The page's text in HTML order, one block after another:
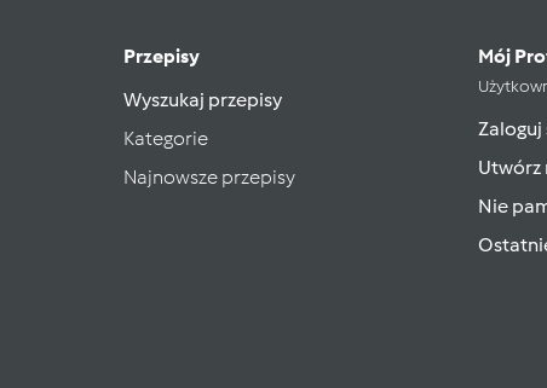
Przepisy
Wyszukaj przepisy
Kategorie
Najnowsze przepisy
Mój
Zaloguj
Utwórz
Nie